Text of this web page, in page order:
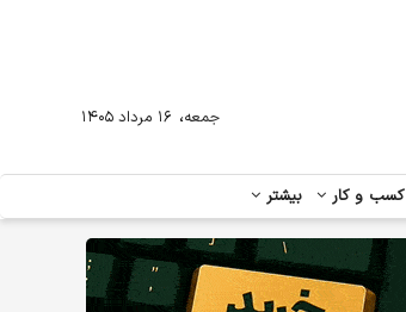
کسب و کار بیشتر
جمعه، ۱۶ مرداد ۱۴۰۵